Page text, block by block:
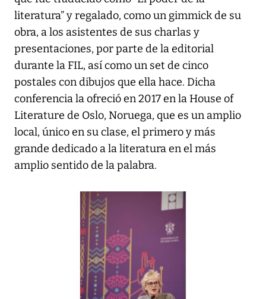
literatura” y regalado, como un gimmick de su
obra, a los asistentes de sus charlas y
presentaciones, por parte de la editorial
durante la FIL, así como un set de cinco
postales con dibujos que ella hace. Dicha
conferencia la ofreció en 2017 en la House of
Literature de Oslo, Noruega, que es un amplio
local, único en su clase, el primero y más
grande dedicado a la literatura en el más
amplio sentido de la palabra.